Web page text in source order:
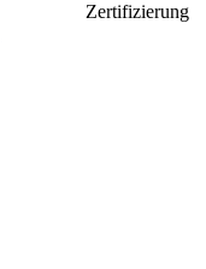
Zertifizierung